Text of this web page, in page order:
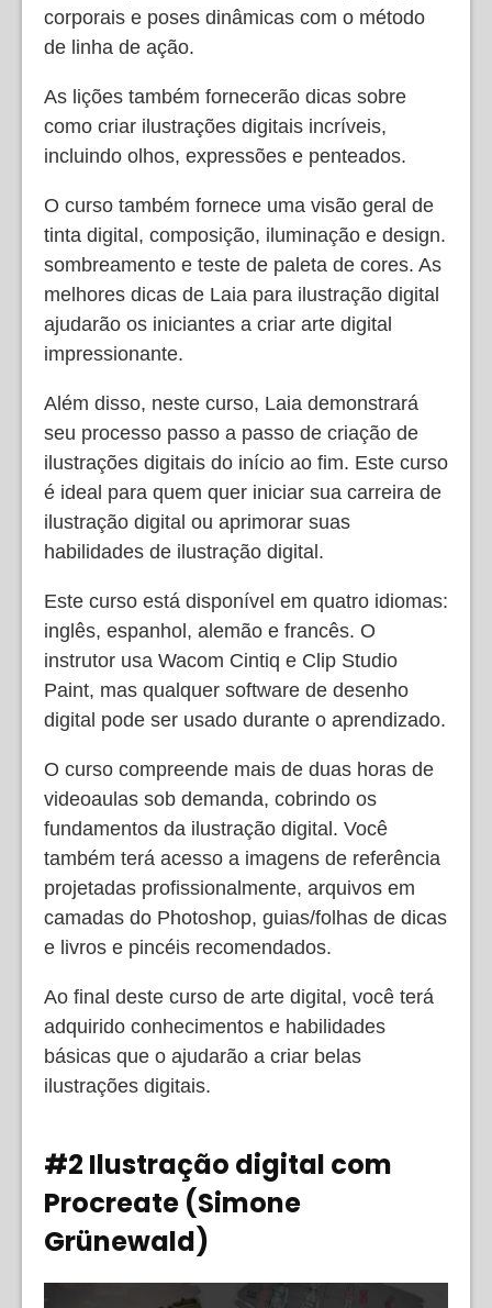
corporais e poses dinâmicas com o método
de linha de ação.
As lições também fornecerão dicas sobre
como criar ilustrações digitais incríveis,
incluindo olhos, expressões e penteados.
O curso também fornece uma visão geral de
tinta digital, composição, iluminação e design.
sombreamento e teste de paleta de cores. As
melhores dicas de Laia para ilustração digital
ajudarão os iniciantes a criar arte digital
impressionante.
Além disso, neste curso, Laia demonstrará
seu processo passo a passo de criação de
ilustrações digitais do início ao fim. Este curso
é ideal para quem quer iniciar sua carreira de
ilustração digital ou aprimorar suas
habilidades de ilustração digital.
Este curso está disponível em quatro idiomas:
inglês, espanhol, alemão e francês. O
instrutor usa Wacom Cintiq e Clip Studio
Paint, mas qualquer software de desenho
digital pode ser usado durante o aprendizado.
O curso compreende mais de duas horas de
videoaulas sob demanda, cobrindo os
fundamentos da ilustração digital. Você
também terá acesso a imagens de referência
projetadas profissionalmente, arquivos em
camadas do Photoshop, guias/folhas de dicas
e livros e pincéis recomendados.
Ao final deste curso de arte digital, você terá
adquirido conhecimentos e habilidades
básicas que o ajudarão a criar belas
ilustrações digitais.
#2 Ilustração digital com
Procreate (Simone
Grünewald)